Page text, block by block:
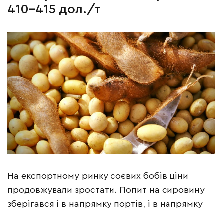
410-415 дол./т
На експортному ринку соєвих бобів ціни
продовжували зростати. Попит на сировину
зберігався і в напрямку портів, і в напрямку